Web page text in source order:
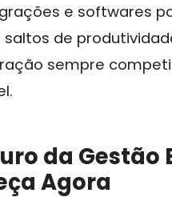
e softwares
saltos de
sempre
da Gestão
Agora